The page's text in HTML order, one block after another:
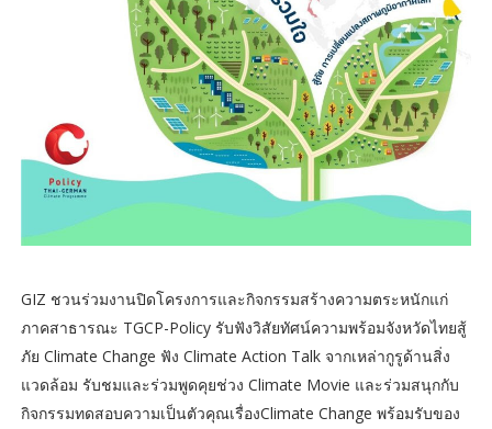
GIZ ชวนร่วมงานปิดโครงการและกิจกรรมสร้างความตระหนักแก่
ภาคสาธารณะ TGCP-Policy รับฟังวิสัยทัศน์ความพร้อมจังหวัดไทยสู้
ภัย Climate Change ฟัง Climate Action Talk จากเหล่ากูรูด้านสิ่ง
แวดล้อม รับชมและร่วมพูดคุยช่วง Climate Movie และร่วมสนุกกับ
กิจกรรมทดสอบความเป็นตัวคุณเรื่องClimate Change พร้อมรับของ